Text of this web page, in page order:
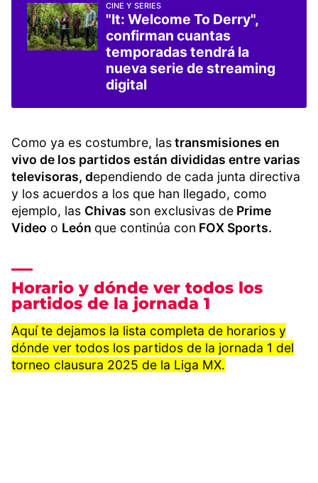
CINE Y SERIES
"It: Welcome To Derry",
confirman cuantas
temporadas tendrá la
nueva serie de streaming
digital
Como ya es costumbre, lastransmisiones en
vivo de los partidos están divididas entre varias
televisoras, dependiendo de cada junta directiva
y los acuerdos a los que han llegado, como
ejemplo, las Chivas son exclusivas de Prime
Video o León que continúa con FOX Sports.
Horario y dónde ver todos los
partidos de la jornada 1
Aquí te dejamos la lista completa de horarios y
dónde ver todos los partidos de la jornada 1 del
torneo clausura 2025 de la Liga MX.